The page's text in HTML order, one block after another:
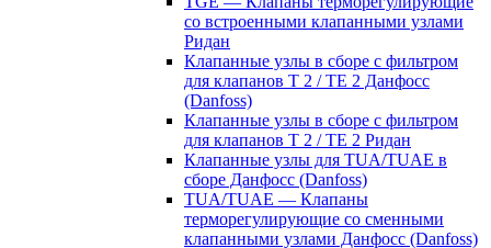
со встроенными клапанными узлами
Ридан
Клапанные узлы в сборе с фильтром
для клапанов T 2 / TE 2 Данфосс
(Danfoss)
Клапанные узлы в сборе с фильтром
для клапанов T 2 / TE 2 Ридан
Клапанные узлы для TUA/TUAE в
сборе Данфосс (Danfoss)
TUA/TUAE — Клапаны
терморегулирующие со сменными
клапанными узлами Данфосс (Danfoss)